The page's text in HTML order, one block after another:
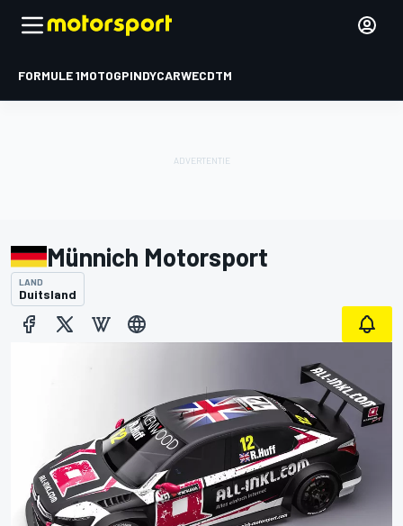
FORMULE 1MOTOGPINDYCARWECDTM
Münnich Motorsport
LAND
Duitsland